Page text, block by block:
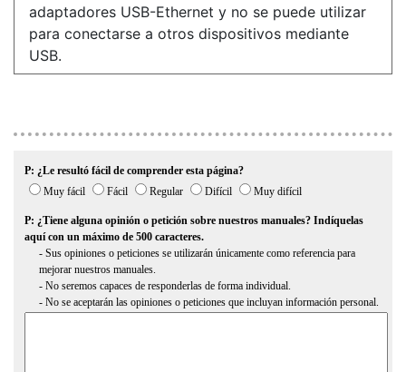
adaptadores USB-Ethernet y no se puede utilizar
para conectarse a otros dispositivos mediante
USB.